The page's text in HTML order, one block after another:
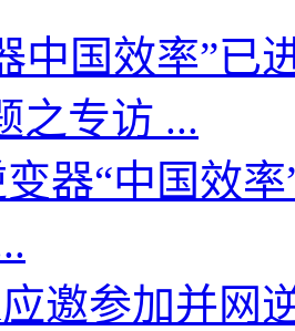
中国效率”
之专访 ...
器“中国效
邀参加并网